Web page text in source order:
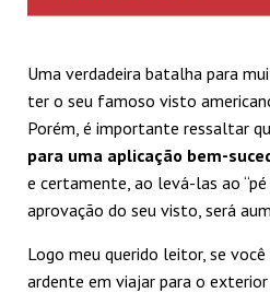
Uma verdadeira batalha para
ter o seu famoso visto
Porém, é importante ressaltar
para uma aplicação bem-
e certamente, ao levá-las ao
aprovação do seu visto, será
Logo meu querido leitor, se
ardente em viajar para o